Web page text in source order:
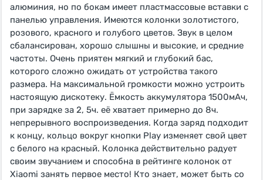
алюминия, но по бокам имеет пластмассовые вставки с
панелью управления. Имеются колонки золотистого,
розового, красного и голубого цветов. Звук в целом
сбалансирован, хорошо слышны и высокие, и средние
частоты. Очень приятен мягкий и глубокий бас,
которого сложно ожидать от устройства такого
размера. На максимальной громкости можно устроить
настоящую дискотеку. Ёмкость аккумулятора 1500мАч,
при зарядке за 2, 5ч. её хватает примерно до 8ч.
непрерывного воспроизведения. Когда заряд подходит
к концу, кольцо вокруг кнопки Play изменяет свой цвет
с белого на красный. Колонка действительно радует
своим звучанием и способна в рейтинге колонок от
Xiaomi занять первое место! Кто знает, может быть со